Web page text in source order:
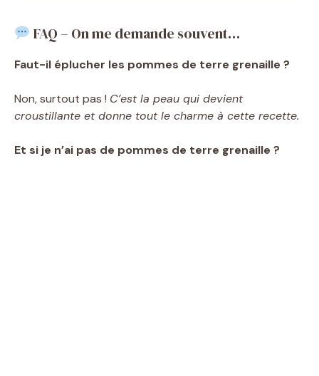
FAQ – On me demande souvent…
Faut-il éplucher les pommes de terre grenaille ?
Non, surtout pas ! C’est la peau qui devient
croustillante et donne tout le charme à cette recette.
Et si je n’ai pas de pommes de terre grenaille ?